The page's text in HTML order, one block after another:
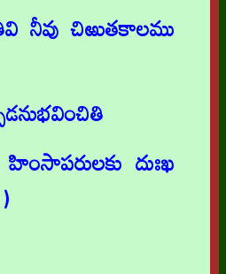
నీవు చిఱుతకాలము
దుఃఖ